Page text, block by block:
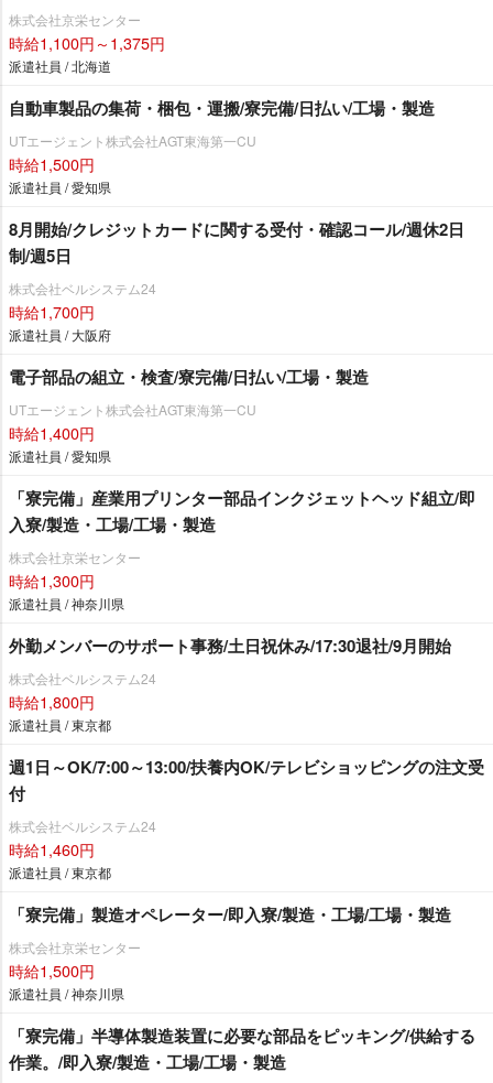
株式会社京栄センター
時給1,100円～1,375円
派遣社員 / 北海道
自動車製品の集荷・梱包・運搬/寮完備/日払い/工場・製造
UTエージェント株式会社AGT東海第一CU
時給1,500円
派遣社員 / 愛知県
8月開始/クレジットカードに関する受付・確認コール/週休2日
制/週5日
株式会社ベルシステム24
時給1,700円
派遣社員 / 大阪府
電子部品の組立・検査/寮完備/日払い/工場・製造
UTエージェント株式会社AGT東海第一CU
時給1,400円
派遣社員 / 愛知県
「寮完備」産業用プリンター部品インクジェットヘッド組立/即
入寮/製造・工場/工場・製造
株式会社京栄センター
時給1,300円
派遣社員 / 神奈川県
外勤メンバーのサポート事務/土日祝休み/17:30退社/9月開始
株式会社ベルシステム24
時給1,800円
派遣社員 / 東京都
週1日～OK/7:00～13:00/扶養内OK/テレビショッピングの注文受
付
株式会社ベルシステム24
時給1,460円
派遣社員 / 東京都
「寮完備」製造オペレーター/即入寮/製造・工場/工場・製造
株式会社京栄センター
時給1,500円
派遣社員 / 神奈川県
「寮完備」半導体製造装置に必要な部品をピッキング/供給する
作業。/即入寮/製造・工場/工場・製造